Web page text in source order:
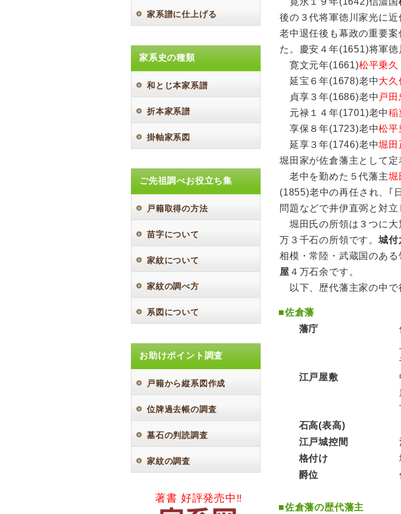
後の３代将軍徳川家光に
老中退任後も幕政の重要
た。慶安４年(1651)将軍徳
寛文元年(1661)松平乗久
延宝６年(1678)老中大久
貞享３年(1686)老中 戸田
元禄１４年(1701)老中稲
享保８年(1723)老中松平
延享３年(1746)老中堀田
堀田家が佐倉藩主として定
老中を勤めた５代藩主堀
(1855)老中の再任され、｢
問題などで井伊直弼と対
堀田氏の所領は３つに大
万３千石の所領です。 城付
相模・常陸・武蔵国のある
屋 ４万石余です。
以下、歴代藩主家の中で
■佐倉藩
藩庁
江戸屋敷
石高(表高)
江戸城控間
格付け
爵位
■佐倉藩の歴代藩主
家系譜に仕上げる
家系史の種類
和とじ本家系譜
折本家系譜
掛軸家系図
ご先祖調べお役立ち集
戸籍取得の方法
苗字について
家紋について
家紋の調べ方
系図について
お助けポイント調査
戸籍から縦系図作成
位牌過去帳の調査
墓石の判読調査
家紋の調査
著書 好評発売中‼